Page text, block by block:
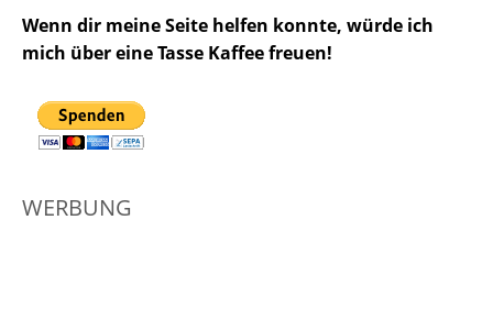
Wenn dir meine Seite helfen konnte, würde ich
mich über eine Tasse Kaffee freuen!
WERBUNG